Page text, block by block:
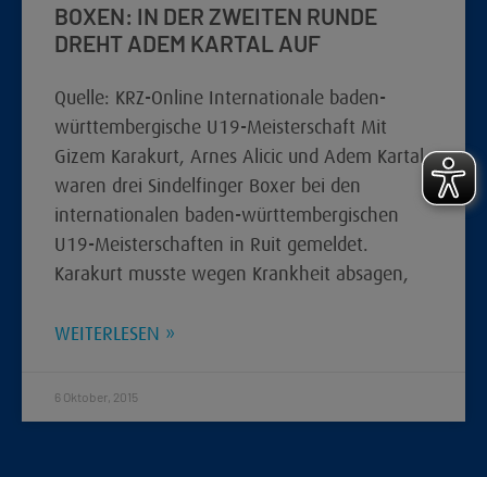
BOXEN: IN DER ZWEITEN RUNDE
DREHT ADEM KARTAL AUF
Quelle: KRZ-Online Internationale baden-
württembergische U19-Meisterschaft Mit
Gizem Karakurt, Arnes Alicic und Adem Kartal
waren drei Sindelfinger Boxer bei den
internationalen baden-württembergischen
U19-Meisterschaften in Ruit gemeldet.
Karakurt musste wegen Krankheit absagen,
WEITERLESEN »
6 Oktober, 2015